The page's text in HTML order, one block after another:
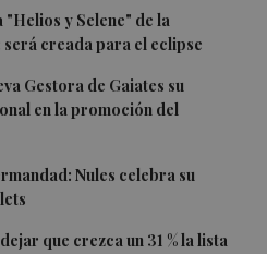
y Selene" de la
creada para el eclipse
Gestora de Gaiates su
en la promoción del
Nules celebra su
que crezca un 31 % la lista